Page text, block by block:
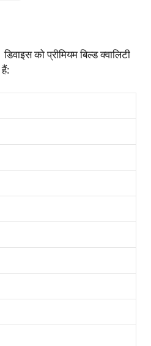
को प्रीमियम बिल्ड क्वालिटी